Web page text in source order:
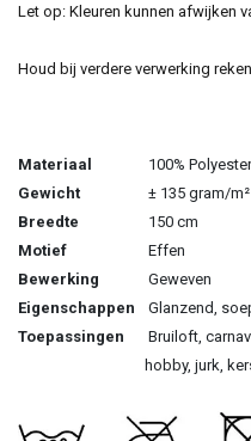
Let op: Kleuren kunnen afwijken
Houd bij verdere verwerking
Materiaal
100% Polyester
Gewicht
± 135 gram/m²
Breedte
150 cm
Motief
Effen
Bewerking
Geweven
Eigenschappen
Glanzend,
Toepassingen
Bruiloft,
hobby, jurk,